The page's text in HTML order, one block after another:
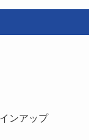
ンアップ